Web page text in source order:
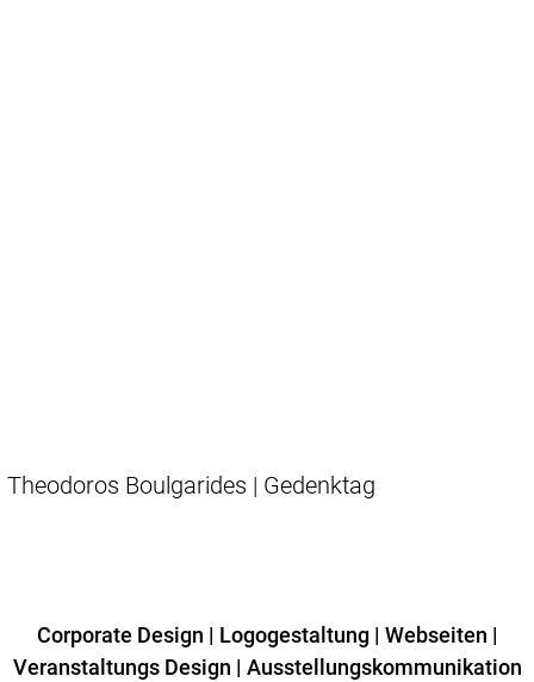
Theodoros Boulgarides | Gedenktag
Corporate Design | Logogestaltung| Webseiten |
Veranstaltungs Design | Ausstellungskommunikation